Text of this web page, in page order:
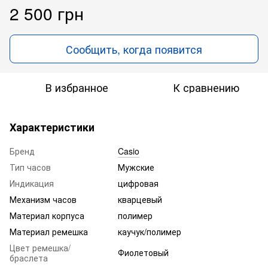
2 500 грн
Сообщить, когда появится
В избранное К сравнению
Характеристики
Бренд
Casio
Тип часов
Мужские
Индикация
цифровая
Механизм часов
кварцевый
Материал корпуса
полимер
Материал ремешка
каучук/полимер
Цвет ремешка/
браслета
Фиолетовый